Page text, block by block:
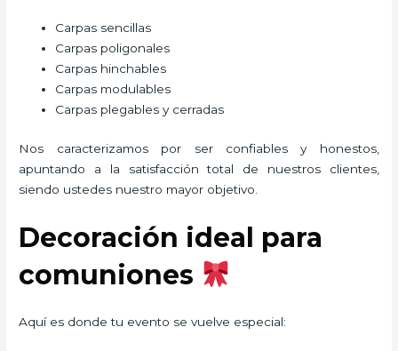
Carpas sencillas
Carpas poligonales
Carpas hinchables
Carpas modulables
Carpas plegables y cerradas
Nos caracterizamos por ser confiables y honestos,
apuntando a la satisfacción total de nuestros clientes,
siendo ustedes nuestro mayor objetivo.
Decoración ideal para
comuniones
Aquí es donde tu evento se vuelve especial: